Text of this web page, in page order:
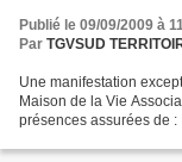
Publié le 09/09/2009 à
Par TGVSUD
Une manifestation
Maison de la Vie
présences assurées de